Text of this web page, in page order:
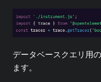
データベースクエリ用
ます。